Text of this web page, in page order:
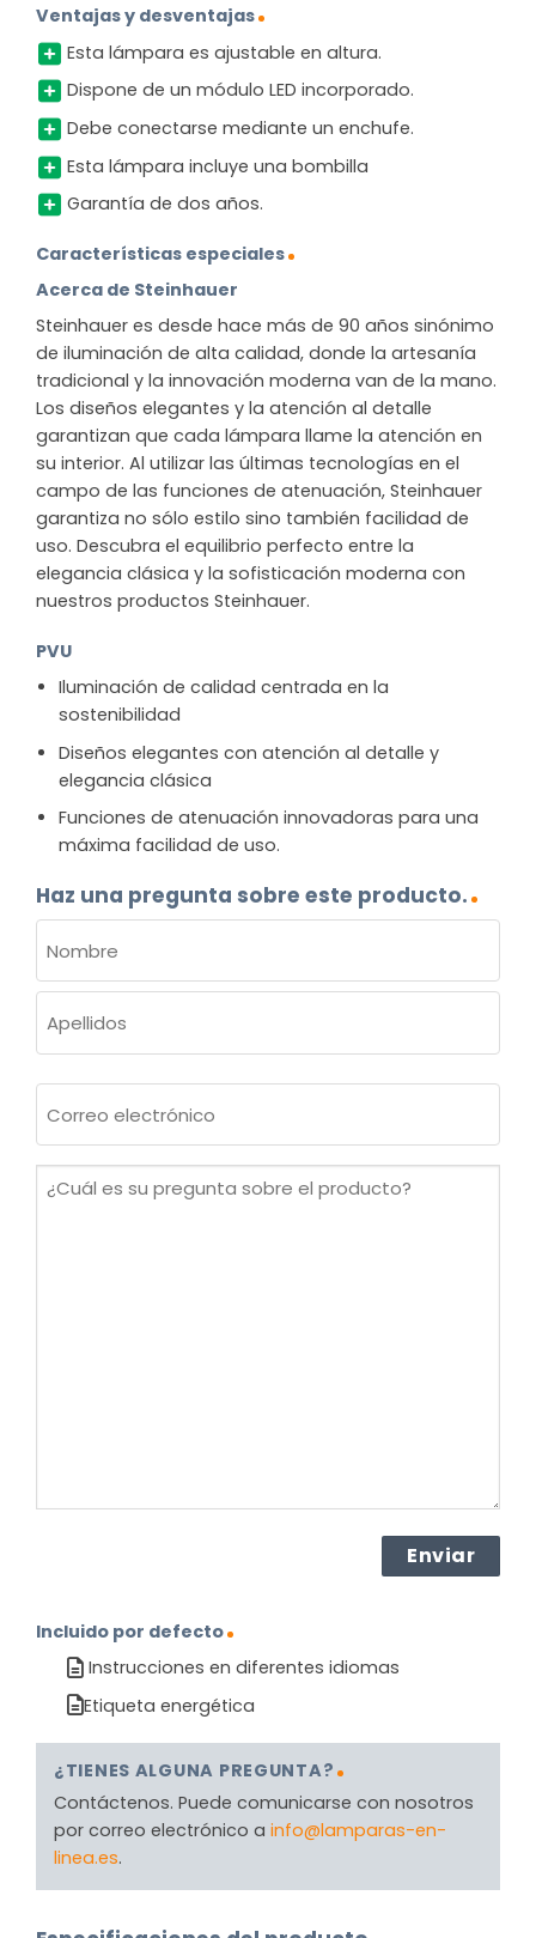
Ventajas y desventajas
Esta lámpara es ajustable en altura.
Dispone de un módulo LED incorporado.
Debe conectarse mediante un enchufe.
Esta lámpara incluye una bombilla
Garantía de dos años.
Características especiales
Acerca de Steinhauer
Steinhauer es desde hace más de 90 años sinónimo
de iluminación de alta calidad, donde la artesanía
tradicional y la innovación moderna van de la mano.
Los diseños elegantes y la atención al detalle
garantizan que cada lámpara llame la atención en
su interior. Al utilizar las últimas tecnologías en el
campo de las funciones de atenuación, Steinhauer
garantiza no sólo estilo sino también facilidad de
uso. Descubra el equilibrio perfecto entre la
elegancia clásica y la sofisticación moderna con
nuestros productos Steinhauer.
PVU
Iluminación de calidad centrada en la
sostenibilidad
Diseños elegantes con atención al detalle y
elegancia clásica
Funciones de atenuación innovadoras para una
máxima facilidad de uso.
Haz una pregunta sobre este producto.
(OBLIGATORIO)
Nombre
electrónico
¿Cuál
Incluido por defecto
Instrucciones en diferentes idiomas
Etiqueta energética
¿TIENES ALGUNA PREGUNTA?
Contáctenos. Puede comunicarse con nosotros
por correo electrónico a info@lamparas-en-
linea.es.